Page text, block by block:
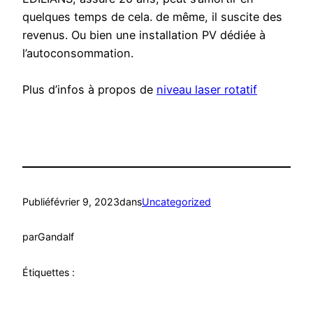
quelques temps de cela. de même, il suscite des
revenus. Ou bien une installation PV dédiée à
l’autoconsommation.
Plus d’infos à propos de niveau laser rotatif
Publiéfévrier 9, 2023dansUncategorized
parGandalf
Étiquettes :